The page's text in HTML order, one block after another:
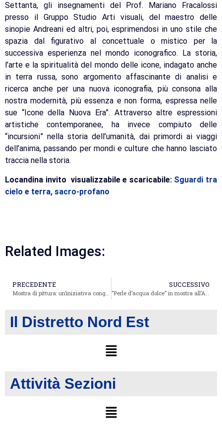
Settanta, gli insegnamenti del Prof. Mariano Fracalossi
presso il Gruppo Studio Arti visuali, del maestro delle
sinopie Andreani ed altri, poi, esprimendosi in uno stile che
spazia dal figurativo al concettuale o mistico per la
successiva esperienza nel mondo iconografico. La storia,
l’arte e la spiritualità del mondo delle icone, indagato anche
in terra russa, sono argomento affascinante di analisi e
ricerca anche per una nuova iconografia, più consona alla
nostra modernità, più essenza e non forma, espressa nelle
sue “Icone della Nuova Era”. Attraverso altre espressioni
artistiche contemporanee, ha invece compiuto delle
“incursioni” nella storia dell’umanità, dai primordi ai viaggi
dell’anima, passando per mondi e culture che hanno lasciato
traccia nella storia.
Locandina invito visualizzabile e scaricabile: Sguardi tra
cielo e terra, sacro-profano
Related Images:
PRECEDENTE SUCCESSIVO
Il Distretto Nord Est
Attività Sezioni